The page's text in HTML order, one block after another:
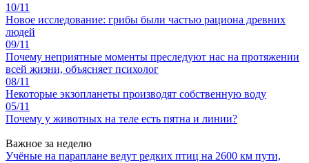
10/11
Новое исследование: грибы были частью рациона древних
людей
09/11
Почему неприятные моменты преследуют нас на протяжении
всей жизни, объясняет психолог
08/11
Некоторые экзопланеты производят собственную воду
05/11
Почему у животных на теле есть пятна и линии?
Важное за неделю
Учёные на параплане ведут редких птиц на 2600 км пути,